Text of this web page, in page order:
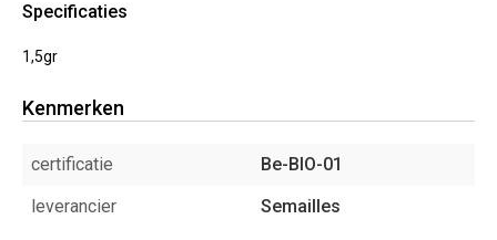
Specificaties
1,5gr
Kenmerken
certificatie
Be-BIO-01
leverancier
Semailles